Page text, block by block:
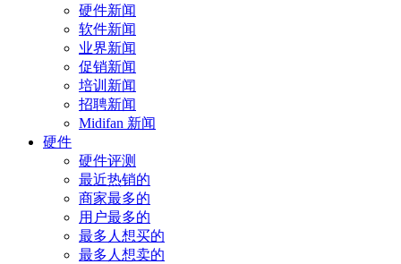
硬件新闻
软件新闻
业界新闻
促销新闻
培训新闻
招聘新闻
Midifan 新闻
硬件
硬件评测
最近热销的
商家最多的
用户最多的
最多人想买的
最多人想卖的